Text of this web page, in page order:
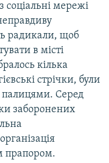
соціальні мережі
радикали, щоб
в місті
кілька
стрічки, були
палицями. Серед
заборонених
прапором.